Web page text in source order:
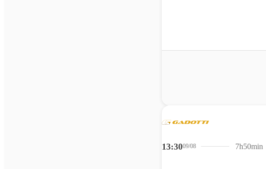
13:3009/08 7h50min